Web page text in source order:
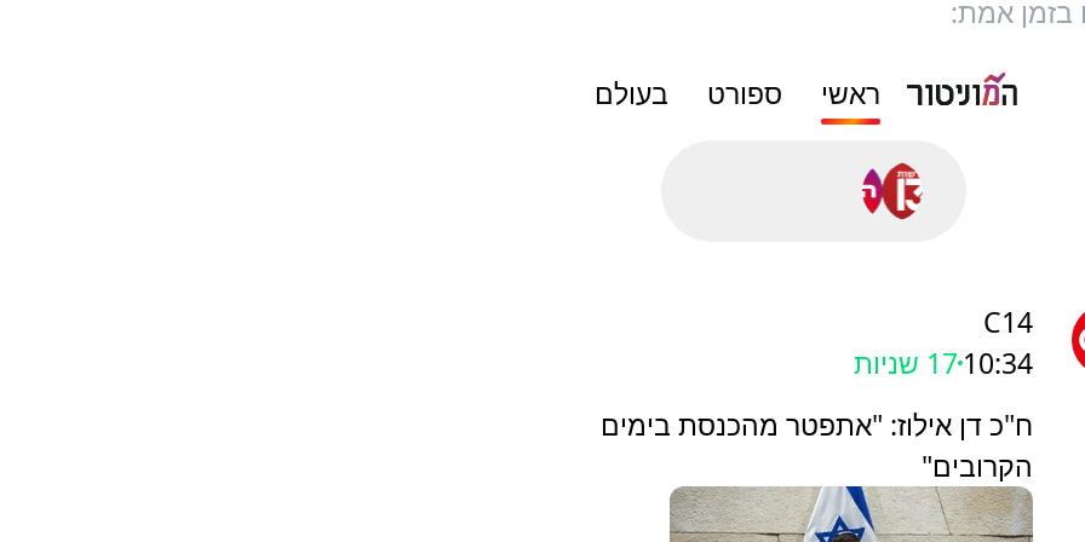
בזמן אמת:
ראשי ספורט בעולם
C14
10:34 18 שניות
ח"כ דן אילוז: "אתפטר מהכנסת בימים
הקרובים"